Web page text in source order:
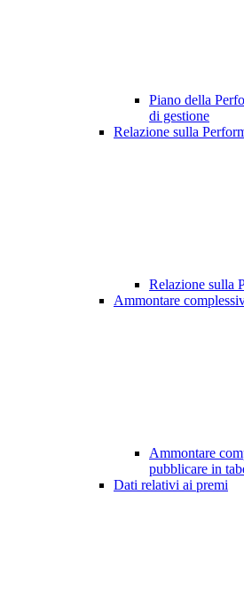
Piano della
di gestione
Relazione sulla
Relazione sulla
Ammontare
Ammontare
pubblicare in
Dati relativi ai premi